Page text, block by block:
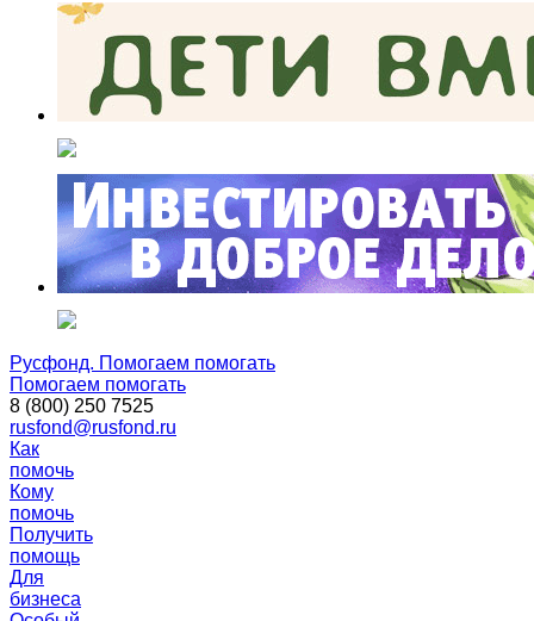
Русфонд. Помогаем помогать
Помогаем помогать
8 (800) 250 7525
rusfond@rusfond.ru
Как
помочь
Кому
помочь
Получить
помощь
Для
бизнеса